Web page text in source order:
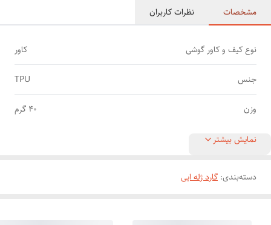
مشخصات نظرات کاربران
نوع کیف و کاور گوشی کاور
جنس TPU
وزن 40 گرم
نمایش بیشتر
دسته‌بندی: گارد ژله ایی